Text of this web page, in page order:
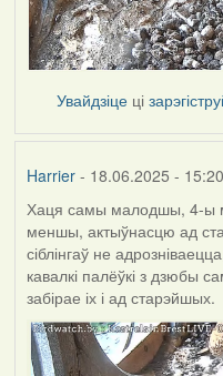
Увайдзіце ці
Harrier- 18.06.2025 - 15:20
Хаця самы малодшы, 4-ы
меншы, актыўнасцю ад
сіблінгаў не
кавалкі палёўкі з дзюбы
забірае іх і ад старэйшых.